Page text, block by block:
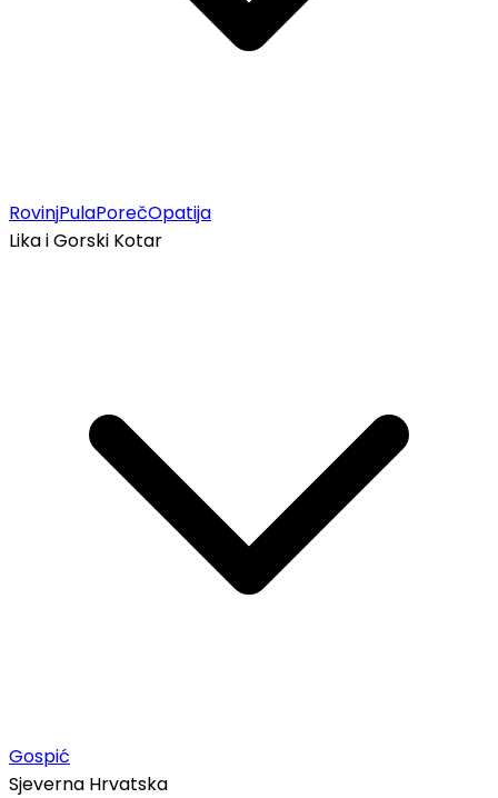
RovinjPulaPorečOpatija
Lika i Gorski Kotar
Gospić
Sjeverna Hrvatska